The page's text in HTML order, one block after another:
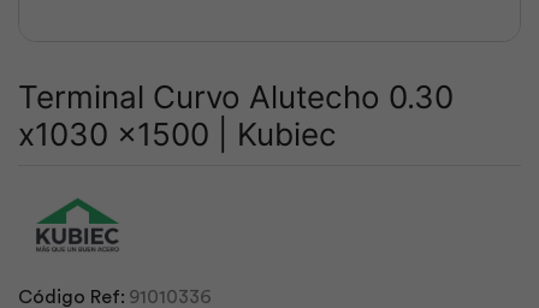
Terminal Curvo Alutecho 0.30
x1030 x1500 | Kubiec
Código Ref: 91010336